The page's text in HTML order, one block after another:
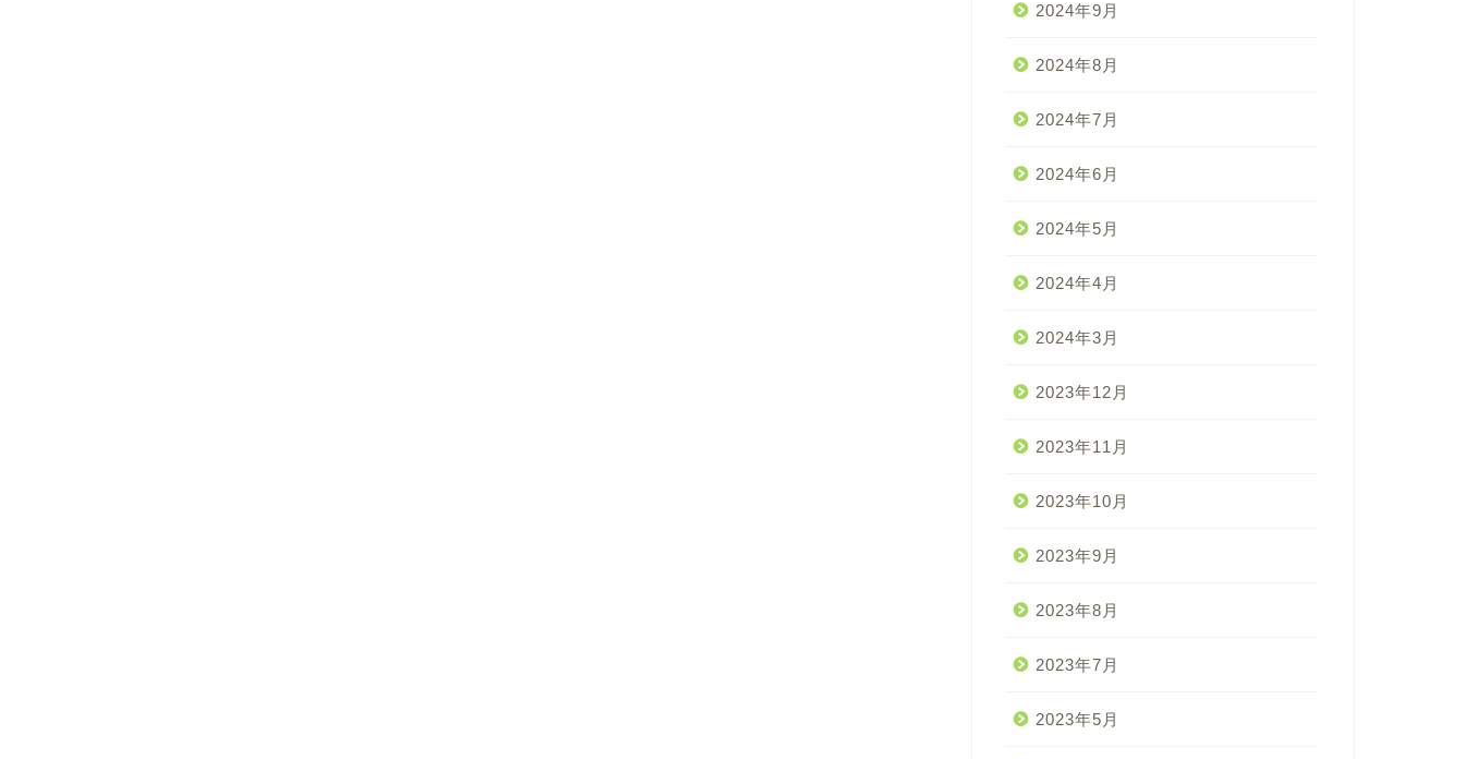
2024年9月
2024年8月
2024年7月
2024年6月
2024年5月
2024年4月
2024年3月
2023年12月
2023年11月
2023年10月
2023年9月
2023年8月
2023年7月
2023年5月